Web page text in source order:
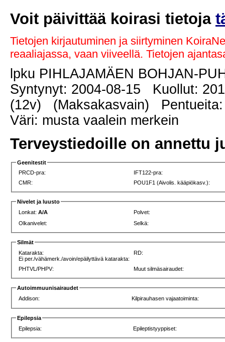
Voit päivittää koirasi tietoja
Tietojen kirjautuminen ja siirtyminen
reaaliajassa, vaan viiveellä. Tietojen
lpku PIHLAJAMÄEN BOHJAN-
Syntynyt: 2004-08-15 Kuollut:
(12v) (Maksakasvain)
Väri: musta vaalein merkein
Terveystiedoille on annettu
Geenitestit
PRCD-pra:
IFT122-pra:
CMR:
POU1F1 (Aivolis. kääpiökasv.):
Nivelet ja luusto
Lonkat:A/A
Polvet:
Olkanivelet:
Selkä:
Silmät
Katarakta:
Ei per./vähämerk./avoin/epäilyttävä katarakta:
RD:
PHTVL/PHPV: Muut silmäsairaudet:
Autoimmuunisairaudet
Addison:
Kilpirauhasen vajaatoiminta:
Epilepsia
Epilepsia:
Epileptistyyppiset: